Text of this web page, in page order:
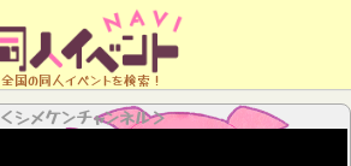
全国の同人イベントを検索！
＜シメケンチャンネル＞